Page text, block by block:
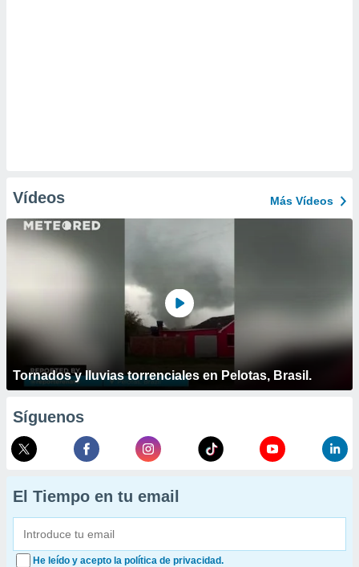
Vídeos Más Vídeos
Tornados y lluvias torrenciales en Pelotas, Brasil.
Síguenos
El Tiempo en tu email
He leído y acepto la política de privacidad.